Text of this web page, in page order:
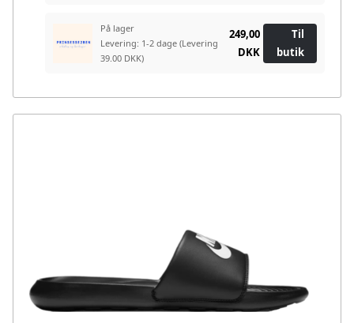
På lager
Levering: 1-2 dage (Levering
39.00 DKK)
249,00
DKK
Til
butik